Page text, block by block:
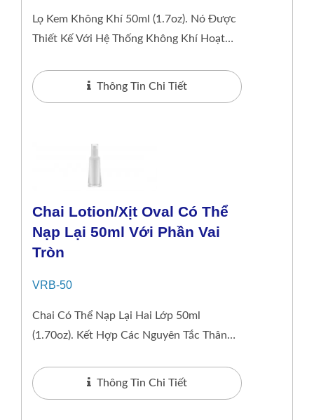
Lọ Kem Không Khí 50ml (1.7oz). Nó Được
Thiết Kế Với Hệ Thống Không Khí Hoạt
Này...
Thông Tin Chi Tiết
Chai Lotion/xịt Oval Có Thể
Nạp Lại 50ml Với Phần Vai
Tròn
VRB-50
Chai Có Thể Nạp Lại Hai Lớp 50ml
(1.70oz). Kết Hợp Các Nguyên Tắc Thân
Trọng, Bao Bì Của...
Thông Tin Chi Tiết